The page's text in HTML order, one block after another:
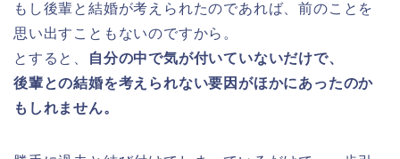
もし後輩と結婚が考えられたのであれば、前のことを
思い出すこともないのですから。
とすると、
自分の中で気が付いていないだけで、
後輩との結婚を考えられない要因がほかにあったのか
もしれません。